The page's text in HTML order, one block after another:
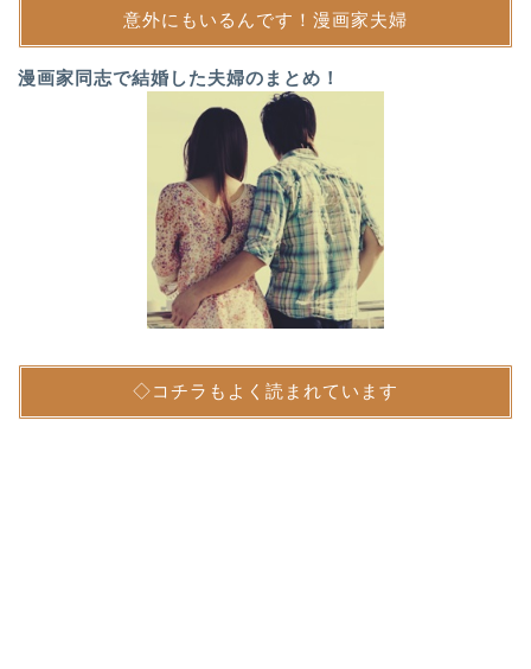
意外にもいるんです！漫画家夫婦
漫画家同志で結婚した夫婦のまとめ！
◇コチラもよく読まれています